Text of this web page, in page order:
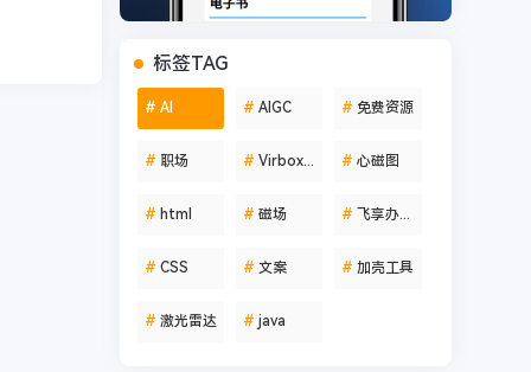
标签TAG
# AI # AIGC # 免费资源
# 职场 # Virbox Protector # 心磁图
# html # 磁场 # 飞享办公助手
# CSS # 文案 # 加壳工具
# 激光雷达 # java